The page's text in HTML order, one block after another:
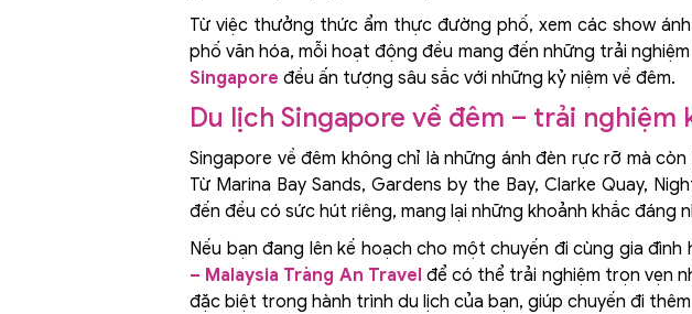
Từ việc thưởng thức ẩm thực đường phố, xem các show
phố văn hóa, mỗi hoạt động đều mang đến những trải
Singapore đều ấn tượng sâu sắc với những kỷ niệm về đêm.
Du lịch Singapore về đêm – trải nghiệm
Singapore về đêm không chỉ là những ánh đèn rực rỡ mà
Từ Marina Bay Sands, Gardens by the Bay, Clarke Quay,
đến đều có sức hút riêng, mang lại những khoảnh khắc đáng
Nếu bạn đang lên kế hoạch cho một chuyến đi cùng gia
– Malaysia Tràng An Travel để có thể trải nghiệm trọn vẹn
đặc biệt trong hành trình du lịch của bạn, giúp chuyến đi